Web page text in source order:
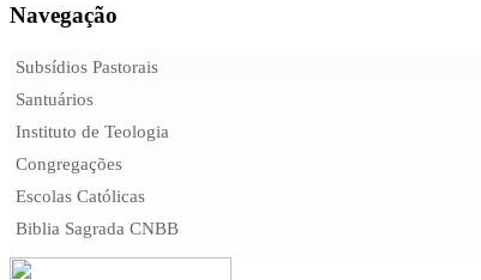
Navegação
Subsídios Pastorais
Santuários
Instituto de Teologia
Congregações
Escolas Católicas
Biblia Sagrada CNBB